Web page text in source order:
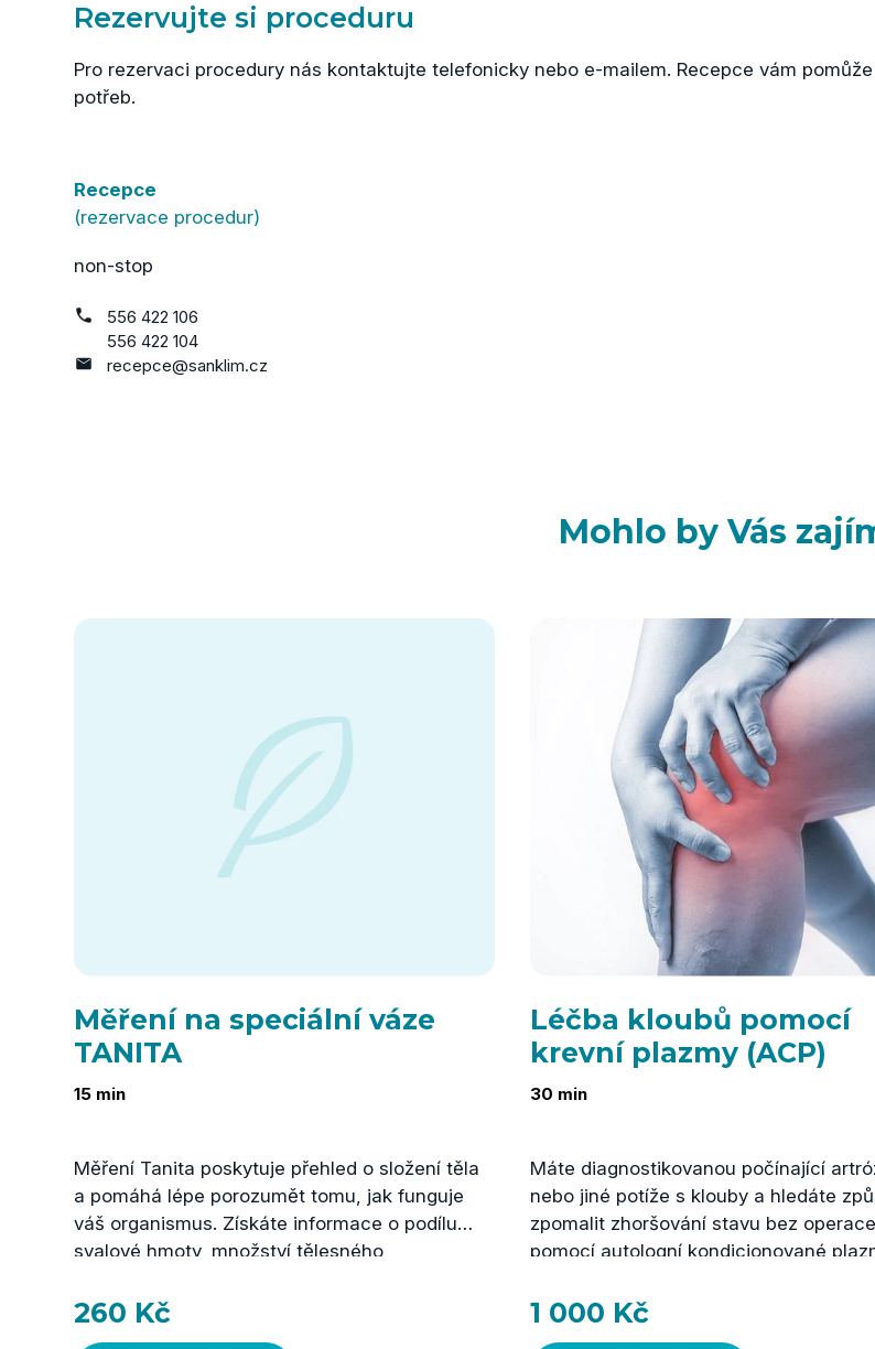
Rezervujte si proceduru
Pro rezervaci procedury nás kontaktujte telefonicky nebo e-mailem. Recepce vám
potřeb.
Recepce
(rezervace procedur)
non-stop
556 422 106
556 422 104
recepce@sanklim.cz
Mohlo by Vás
Měření na speciální váze
TANITA
15 min
Měření Tanita poskytuje přehled o složení těla
a pomáhá lépe porozumět tomu, jak funguje
váš organismus. Získáte informace o podílu
svalové hmoty, množství tělesného
metabolismu, metabolickém věku i celkové
260 Kč
Léčba kloubů pomocí
krevní plazmy (ACP)
30 min
Máte diagnostikovanou počínající
nebo jiné potíže s klouby a hledáte
zpomalit zhoršování stavu bez
pomocí autologní kondicionované
přirozených regeneračních procesů
1 000 Kč